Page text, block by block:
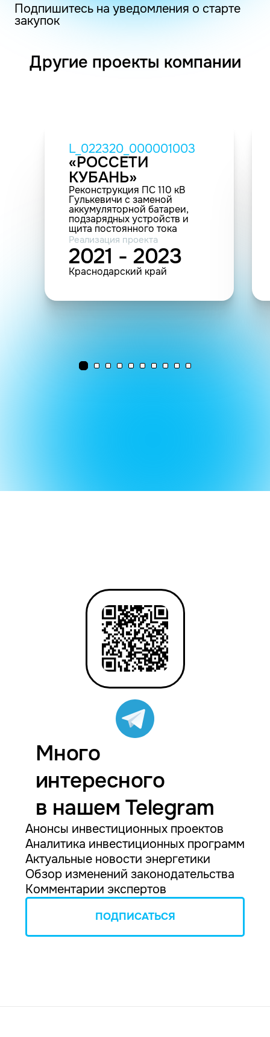
Подпишитесь на уведомления о старте
закупок
Другие проекты компании
L_022320_000001003
«РОССЕТИ
КУБАНЬ»
Реконструкция ПС 110 кВ
Гулькевичи с заменой
аккумуляторной батареи,
подзарядных устройств и
щита постоянного тока
Реализация проекта
2021 - 2023
Краснодарский край
Много
интересного
в нашем Telegram
Анонсы инвестиционных проектов
Аналитика инвестиционных программ
Актуальные новости энергетики
Обзор изменений законодательства
Комментарии экспертов
ПОДПИСАТЬСЯ